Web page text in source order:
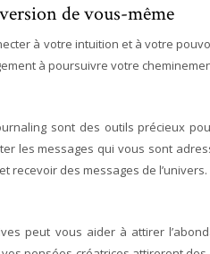
de vous-même
à votre intuition et à votre
à poursuivre votre
sont des outils précieux
les messages qui vous sont
recevoir des messages de l’univers.
peut vous aider à attirer